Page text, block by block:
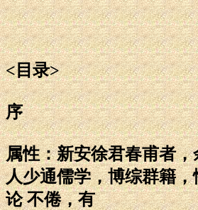
<目录>
序
属性：新安徐君春甫者
人少通儒学，博综群籍
论 不倦，有